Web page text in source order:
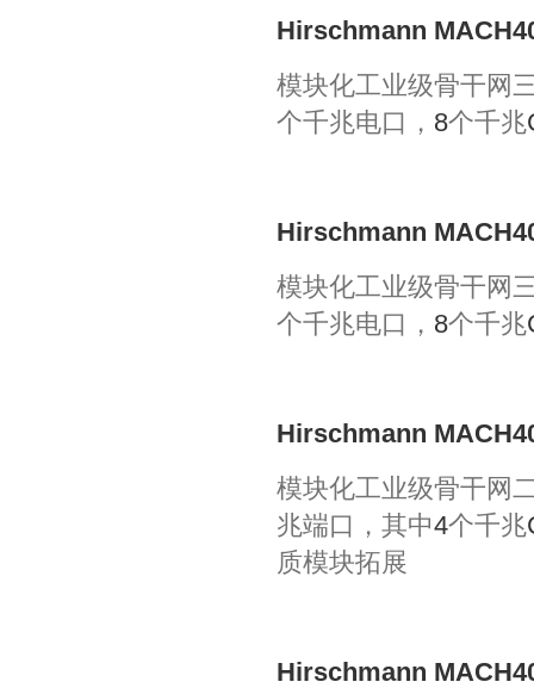
Hirschmann
模块化工业级骨干网
个千兆电口， 8个千兆
Hirschmann
模块化工业级骨干网
个千兆电口， 8个千兆
Hirschmann
模块化工业级骨干网
兆端口，其中4个千兆
质模块拓展
Hirschmann